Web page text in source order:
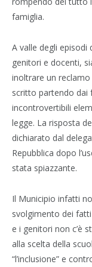
famiglia.
A valle degli episodi
genitori e docenti,
inoltrare un
scritto partendo dai
incontrovertibili
legge. La risposta
dichiarato dal
Repubblica dopo
stata spiazzante.
Il Municipio infatti
svolgimento dei
e i genitori non c’è
alla scelta della
“l’inclusione” e